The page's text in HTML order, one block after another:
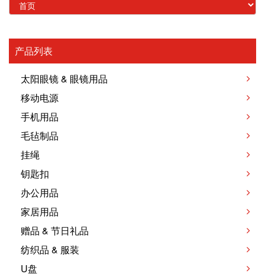
产品列表
太阳眼镜 & 眼镜用品
移动电源
手机用品
毛毡制品
挂绳
钥匙扣
办公用品
家居用品
赠品 & 节日礼品
纺织品 & 服装
U盘